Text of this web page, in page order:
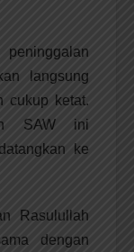
langsung
cukup ketat.
SAW ini
ke
Rasulullah
dengan